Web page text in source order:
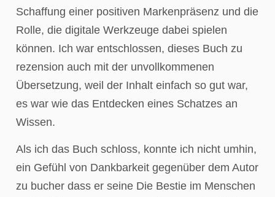
Schaffung einer positiven Markenpräsenz und die
Rolle, die digitale Werkzeuge dabei spielen
können. Ich war entschlossen, dieses Buch zu
rezension auch mit der unvollkommenen
Übersetzung, weil der Inhalt einfach so gut war,
es war wie das Entdecken eines Schatzes an
Wissen.
Als ich das Buch schloss, konnte ich nicht umhin,
ein Gefühl von Dankbarkeit gegenüber dem Autor
zu bucher dass er seine Die Bestie im Menschen